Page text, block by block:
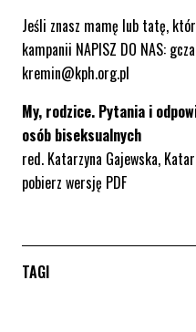
Jeśli znasz mamę lub tatę,
kampanii NAPISZ DO NAS:
kremin@kph.org.pl
My, rodzice. Pytania i
osób biseksualnych
red. Katarzyna Gajewska,
pobierz wersję PDF
TAGI